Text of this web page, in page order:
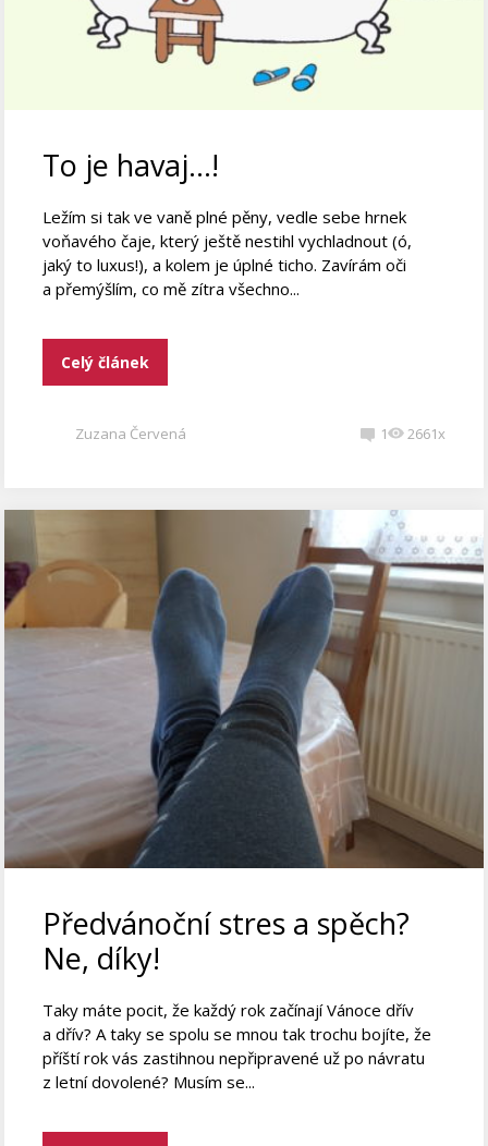
To je havaj…!
Ležím si tak ve vaně plné pěny, vedle sebe hrnek
voňavého čaje, který ještě nestihl vychladnout (ó,
jaký to luxus!), a kolem je úplné ticho. Zavírám oči
a přemýšlím, co mě zítra všechno...
Celý článek
Zuzana Červená 1 2661x
Předvánoční stres a spěch?
Ne, díky!
Taky máte pocit, že každý rok začínají Vánoce dřív
a dřív? A taky se spolu se mnou tak trochu bojíte, že
příští rok vás zastihnou nepřipravené už po návratu
z letní dovolené? Musím se...